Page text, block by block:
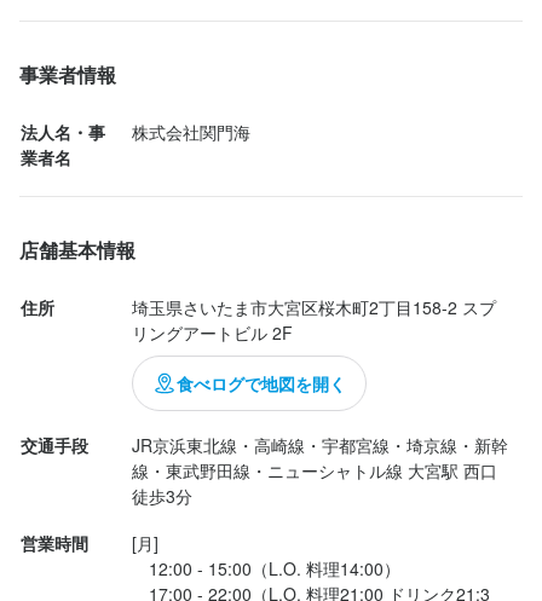
ービスも良く幸せな時間でした。
事業者情報
法人名・事
業者名
株式会社関門海
店舗基本情報
住所
埼玉県さいたま市大宮区桜木町2丁目158-2 スプ
リングアートビル 2F
食べログで地図を開く
交通手段
JR京浜東北線・高崎線・宇都宮線・埼京線・新幹
線・東武野田線・ニューシャトル線 大宮駅 西口
徒歩3分
営業時間
[月]
12:00 - 15:00（L.O. 料理14:00）
17:00 - 22:00（L.O. 料理21:00 ドリンク21:3
・簡単なキッチン作業(グラス洗浄など)
・会計作業等
★キッチンスタッフ
・洗い物等
マニュアルがあるので簡単に覚えられますよ♪
○メニューを覚える
ことからスタート！
最初から出来る人はいませんので、焦らず
できることからこつこつ、でOK！
バッチリサポートしちゃいます★